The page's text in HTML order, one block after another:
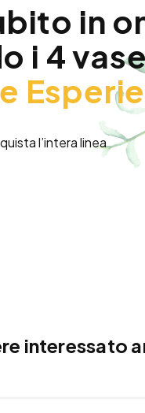
in
i 4
l’intera linea
interessato